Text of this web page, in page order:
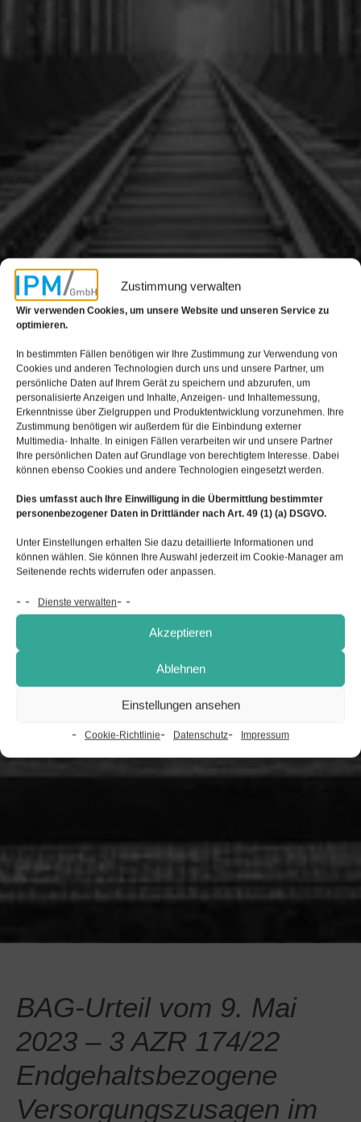
Zustimmung verwalten
Wir verwenden Cookies, um unsere Website und unseren Service zu
optimieren.
In bestimmten Fällen benötigen wir Ihre Zustimmung zur Verwendung von
Cookies und anderen Technologien durch uns und unsere Partner, um
persönliche Daten auf Ihrem Gerät zu speichern und abzurufen, um
personalisierte Anzeigen und Inhalte, Anzeigen- und Inhaltemessung,
Erkenntnisse über Zielgruppen und Produktentwicklung vorzunehmen. Ihre
Zustimmung benötigen wir außerdem für die Einbindung externer
Multimedia- Inhalte. In einigen Fällen verarbeiten wir und unsere Partner
Ihre persönlichen Daten auf Grundlage von berechtigtem Interesse. Dabei
können ebenso Cookies und andere Technologien eingesetzt werden.
Dies umfasst auch Ihre Einwilligung in die Übermittlung bestimmter
personenbezogener Daten in Drittländer nach Art. 49 (1) (a) DSGVO.
Unter Einstellungen erhalten Sie dazu detaillierte Informationen und
können wählen. Sie können Ihre Auswahl jederzeit im Cookie-Manager am
Seitenende rechts widerrufen oder anpassen.
Dienste verwalten
Akzeptieren
Ablehnen
Einstellungen ansehen
Cookie-Richtlinie Datenschutz Impressum
BAG-Urteil vom 9. Mai
2023 – 3 AZR 174/22
Endgehaltsbezogene
Versorgungszusagen im